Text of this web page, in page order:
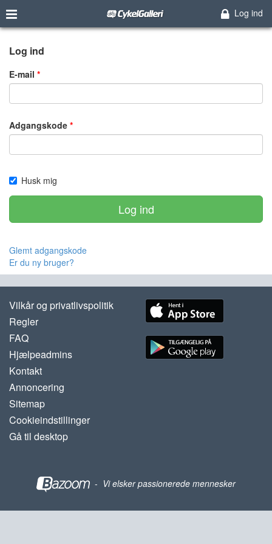
Log ind
Log ind
E-mail
Adgangskode
Husk mig
Log ind
Glemt adgangskode
Er du ny bruger?
Vilkår og privatlivspolitik
Regler
FAQ
Hjælpeadmins
Kontakt
Annoncering
Sitemap
Cookieindstillinger
Gå til desktop
- Vi elsker passionerede mennesker